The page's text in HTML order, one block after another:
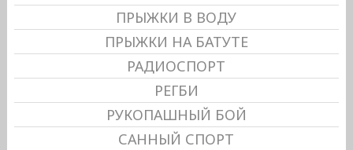
ПРЫЖКИ В ВОДУ
ПРЫЖКИ НА БАТУТЕ
РАДИОСПОРТ
РЕГБИ
РУКОПАШНЫЙ БОЙ
САННЫЙ СПОРТ